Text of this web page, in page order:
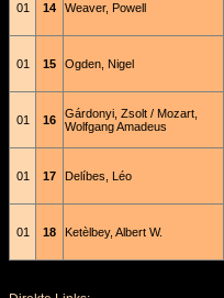
01 14 Weaver, Powell
01 15 Ogden, Nigel
01 16
Gárdonyi, Zsolt / Mozart,
Wolfgang Amadeus
01 17 Delíbes, Léo
01 18 Ketèlbey, Albert W.